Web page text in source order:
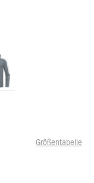
Größentabelle